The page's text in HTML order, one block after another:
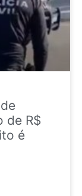
de R$
é